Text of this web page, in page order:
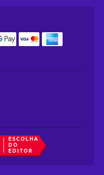
ESCOLHA
DO
EDITOR